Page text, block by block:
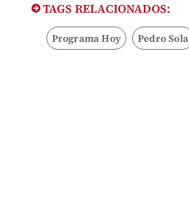
TAGS RELACIONADOS:
Programa Hoy Pedro Sola